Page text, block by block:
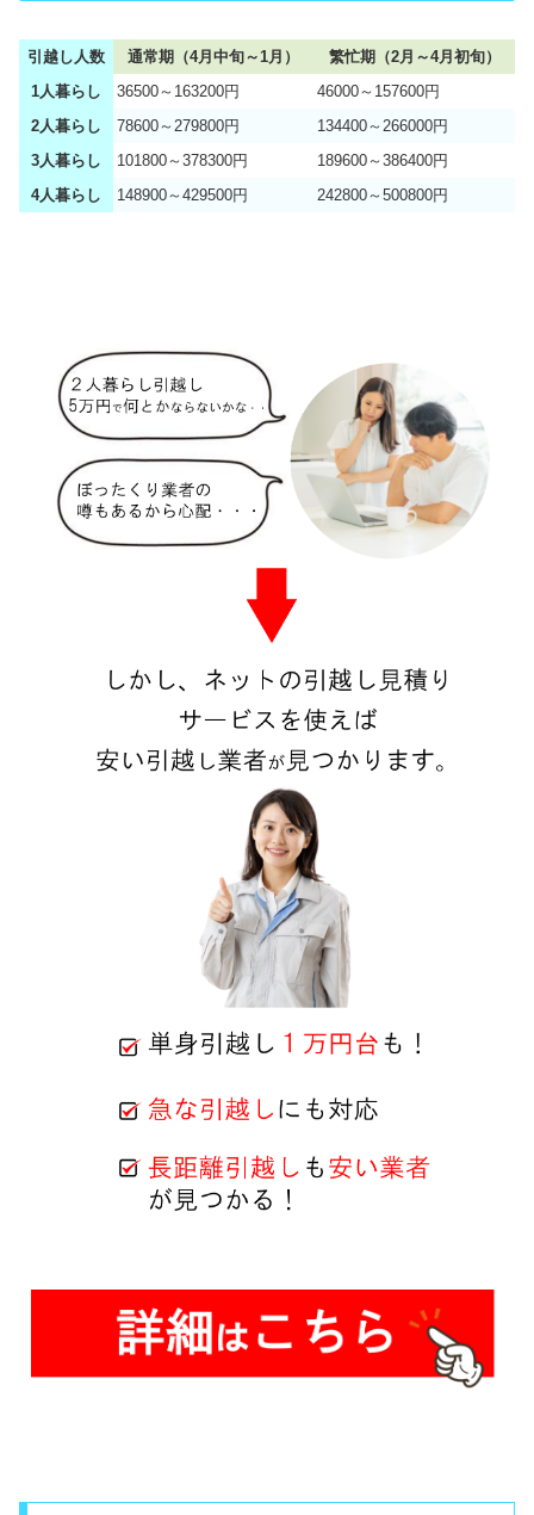
引越し人数 通常期（4月中旬～1月）
繁忙期（2月～4月初旬）
1人暮らし
36500～163200円
46000～157600円
2人暮らし
78600～279800円
134400～266000円
3人暮らし
101800～378300円
189600～386400円
4人暮らし
148900～429500円 242800～500800円